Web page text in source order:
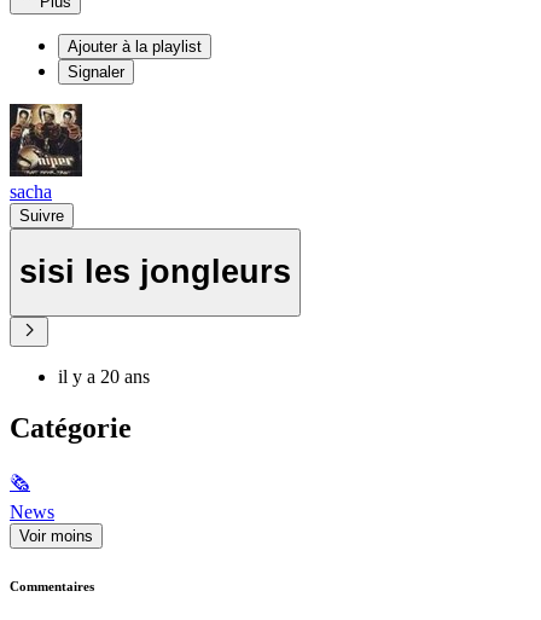
Ajouter à la playlist
Signaler
sacha
Suivre
sisi les jongleurs
il y a 20 ans
Catégorie
🗞
News
Voir moins
Commentaires